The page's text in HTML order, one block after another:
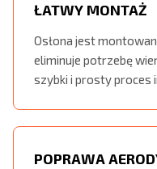
ŁATWY MONTAŻ
Osłona jest
eliminuje potrzebę
szybki i prosty proces
POPRAWA